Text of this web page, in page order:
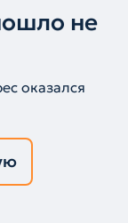
не
оказался